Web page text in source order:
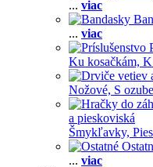
... viac
... viac
Ku kosačkám, K
Nožové, S
a pieskoviská
Šmykľavky,
... viac